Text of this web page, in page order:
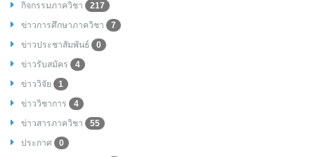
กิจกรรมภาควิชา
217
ข่าวการศึกษาภาควิชา
7
ข่าวประชาสัมพันธ์
0
ข่าวรับสมัคร
4
ข่าววิจัย
1
ข่าววิชาการ
4
ข่าวสารภาควิชา
55
ประกาศ
0